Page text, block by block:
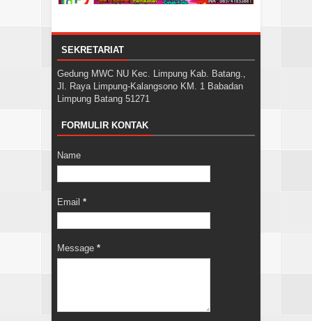
SEKRETARIAT
Gedung MWC NU Kec. Limpung Kab. Batang.,
Jl. Raya Limpung-Kalangsono KM. 1 Babadan
Limpung Batang 51271
FORMULIR KONTAK
Name
Email *
Message *